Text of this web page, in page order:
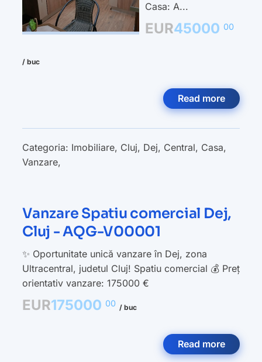
Casa: A...
EUR45000 00
/ buc
Read more
Categoria: Imobiliare, Cluj, Dej, Central, Casa,
Vanzare,
Vanzare Spatiu comercial Dej,
Cluj - AQG-V00001
✨ Oportunitate unică vanzare în Dej, zona
Ultracentral, judetul Cluj! Spatiu comercial 💰 Preț
orientativ vanzare: 175000 €
EUR175000 00 / buc
Read more